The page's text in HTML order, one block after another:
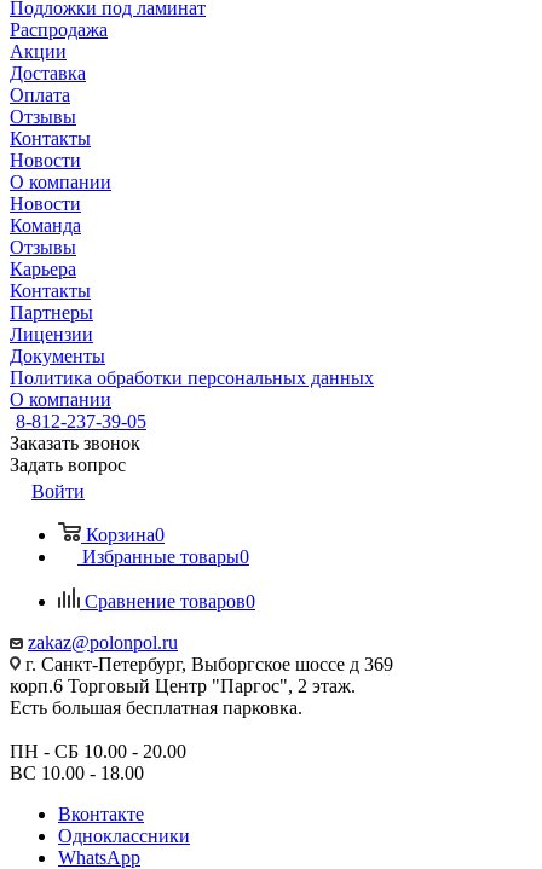
Подложки под ламинат
Распродажа
Акции
Доставка
Оплата
Отзывы
Контакты
Новости
О компании
Новости
Команда
Отзывы
Карьера
Контакты
Партнеры
Лицензии
Документы
Политика обработки персональных данных
О компании
8-812-237-39-05
Заказать звонок
Задать вопрос
Войти
Корзина0
Избранные товары0
Сравнение товаров0
zakaz@polonpol.ru
г. Санкт-Петербург, Выборгское шоссе д 369
корп.6 Торговый Центр "Паргос", 2 этаж.
Есть большая бесплатная парковка.
ПН - СБ 10.00 - 20.00
ВС 10.00 - 18.00
Вконтакте
Одноклассники
WhatsApp